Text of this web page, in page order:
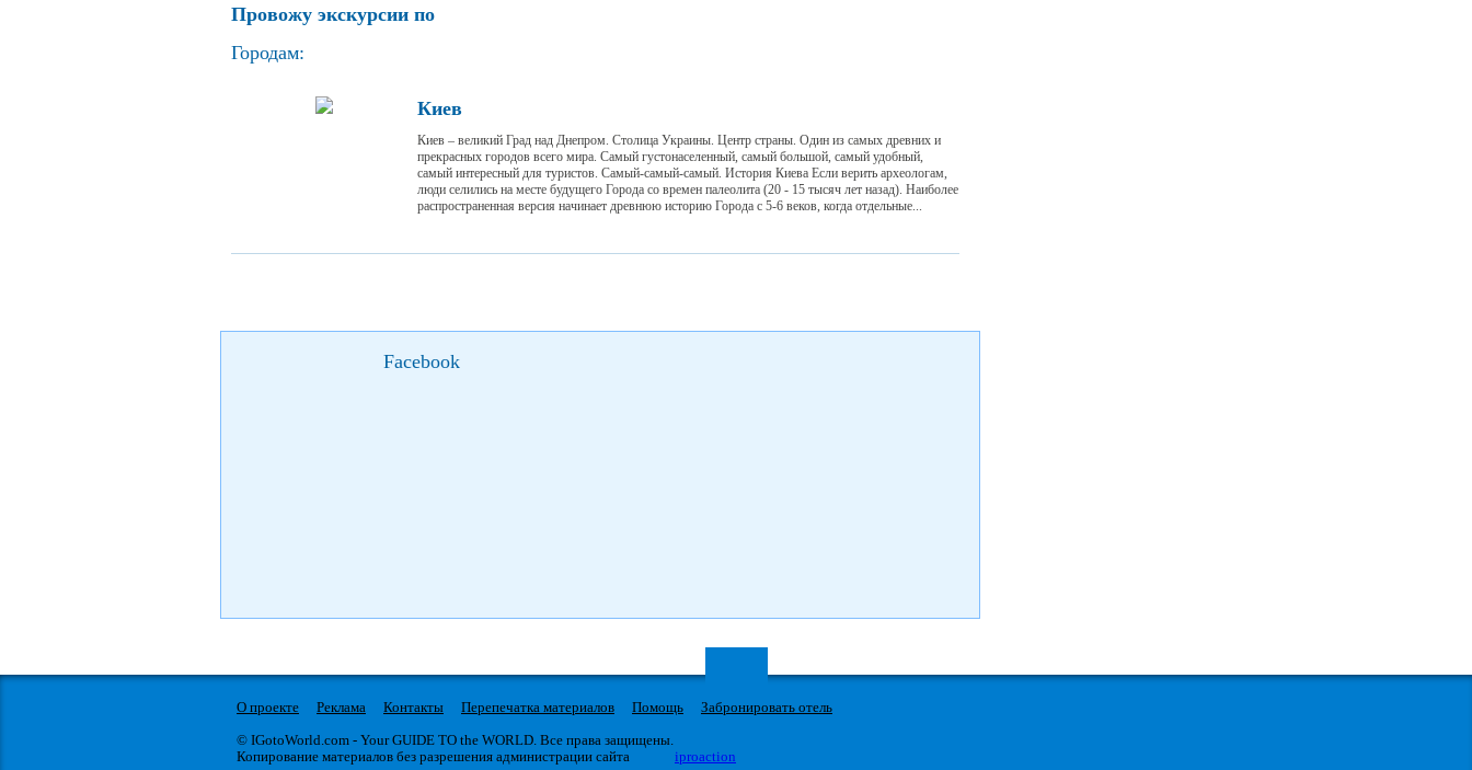
Провожу экскурсии по
Городам:
Киев
Киев – великий Град над Днепром. Столица Украины. Центр страны. Один из самых древних и
прекрасных городов всего мира. Самый густонаселенный, самый большой, самый удобный,
самый интересный для туристов. Самый-самый-самый. История Киева Если верить археологам,
люди селились на месте будущего Города со времен палеолита (20 - 15 тысяч лет назад). Наиболее
распространенная версия начинает древнюю историю Города с 5-6 веков, когда отдельные...
Facebook
О проекте Реклама Контакты Перепечатка материалов Помощь
Забронировать отель
© IGotoWorld.com - Your GUIDE TO the WORLD. Все права защищены.
Копирование материалов без разрешения администрации сайта
iproaction